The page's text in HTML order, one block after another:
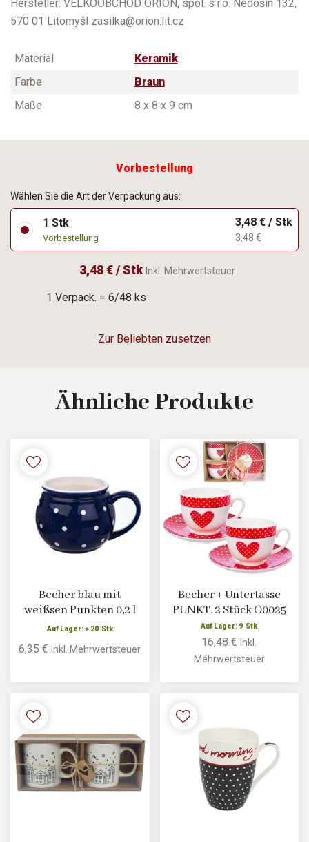
Hersteller: VELKOOBCHOD ORION, spol. s r.o. Nedošín 132,
570 01 Litomyšl zasilka@orion.lit.cz
Material
Keramik
Farbe
Braun
Maße
8 x 8 x 9 cm
Vorbestellung
1 Verpack. = 6/48 ks
Zur Beliebten zusetzen
Wählen Sie die Art der Verpackung aus:
1 Stk
Vorbestellung
3,48 € / Stk
3,48 €
3,48 € / Stk Inkl. Mehrwertsteuer
Ähnliche Produkte
Becher blau mit
weißsen Punkten 0,2 l
Auf Lager: > 20 Stk
6,35 €Inkl. Mehrwertsteuer
Becher + Untertasse
PUNKT, 2 Stück O0025
Auf Lager: 9 Stk
16,48 €Inkl.
Mehrwertsteuer